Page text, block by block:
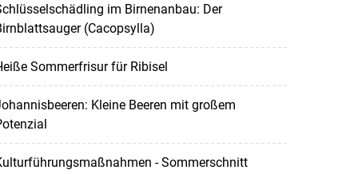
im Birnenanbau: Der
(Cacopsylla)
Sommerfrisur für Ribisel
Kleine Beeren mit großem
- Sommerschnitt